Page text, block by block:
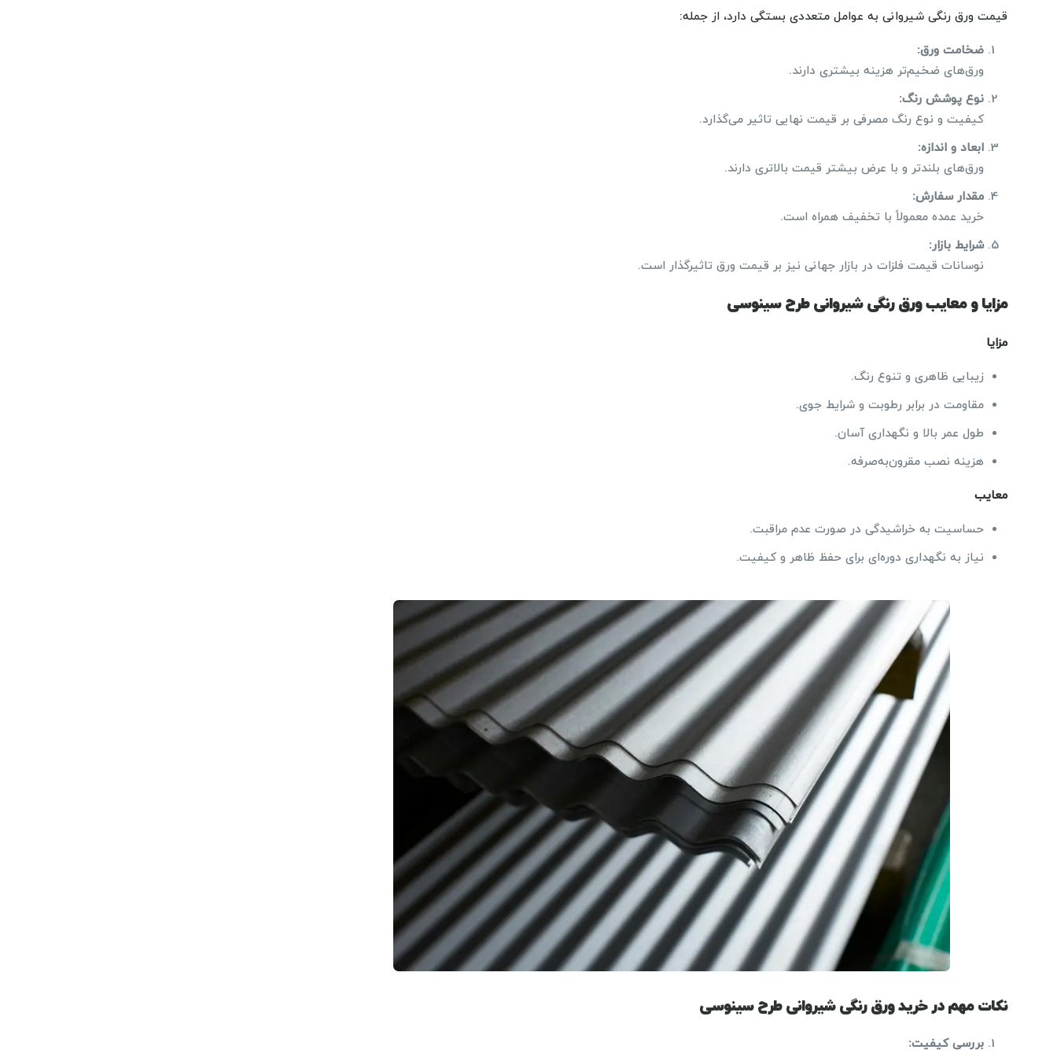
قیمت ورق رنگی شیروانی به عوامل متعددی بستگی دارد، از جمله:
ضخامت ورق:
ورق‌های ضخیم‌تر هزینه بیشتری دارند.
نوع پوشش رنگ:
کیفیت و نوع رنگ مصرفی بر قیمت نهایی تاثیر می‌گذارد.
ابعاد و اندازه:
ورق‌های بلندتر و با عرض بیشتر قیمت بالاتری دارند.
مقدار سفارش:
خرید عمده معمولاً با تخفیف همراه است.
شرایط بازار:
نوسانات قیمت فلزات در بازار جهانی نیز بر قیمت ورق تاثیرگذار است.
مزایا و معایب ورق رنگی شیروانی طرح سینوسی
مزایا
زیبایی ظاهری و تنوع رنگ.
مقاومت در برابر رطوبت و شرایط جوی.
طول عمر بالا و نگهداری آسان.
هزینه نصب مقرون‌به‌صرفه.
معایب
حساسیت به خراشیدگی در صورت عدم مراقبت.
نیاز به نگهداری دوره‌ای برای حفظ ظاهر و کیفیت.
نکات مهم در خرید ورق رنگی شیروانی طرح سینوسی
بررسی کیفیت: